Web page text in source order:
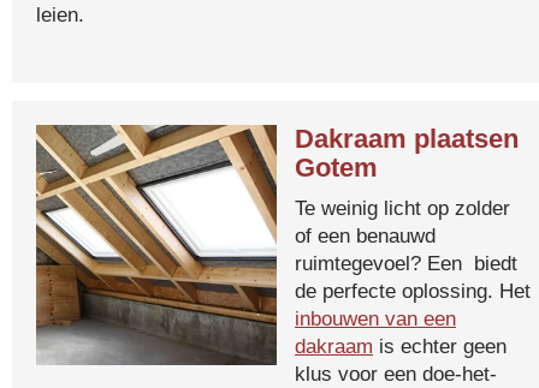
leien.
Dakraam plaatsen
Gotem
Te weinig licht op zolder
of een benauwd
ruimtegevoel? Een biedt
de perfecte oplossing. Het
inbouwen van een
dakraam is echter geen
klus voor een doe-het-